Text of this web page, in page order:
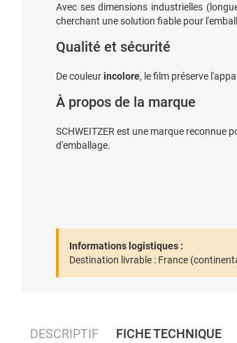
Avec ses dimensions industrielles
cherchant une solution fiable pour
Qualité et sécurité
De couleurincolore, le film préserve
À propos de la marque
SCHWEITZER est une marque
d'emballage.
Informations logistiques :
Destination livrable : France
DESCRIPTIF FICHE TECHNIQUE